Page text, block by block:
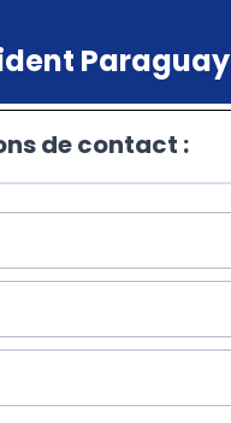
Paraguay
de contact :